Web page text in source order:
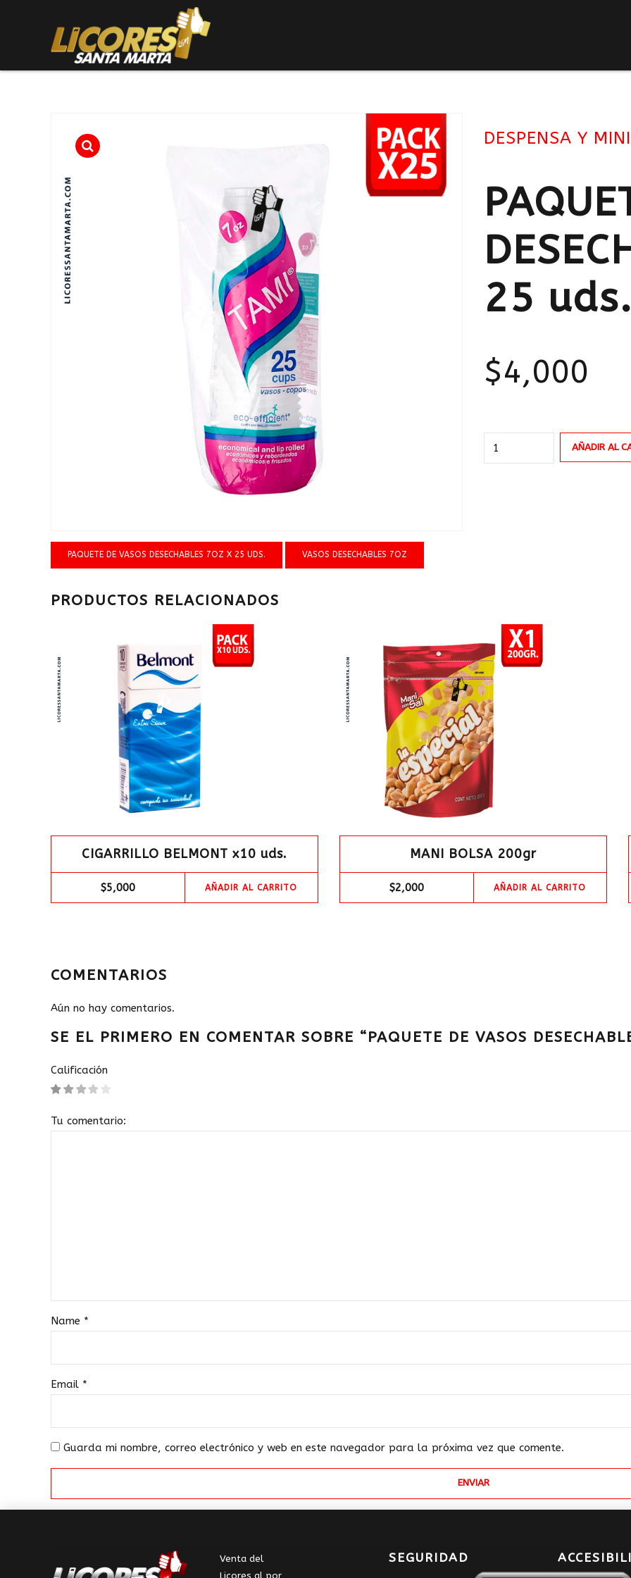
DESPENSA Y
25 uds.
$4,000
PAQUETE
DE
AÑADIR AL
PAQUETE DE VASOS DESECHABLES 7OZ X 25 UDS. VASOS DESECHABLES 7OZ
PRODUCTOS RELACIONADOS
CIGARRILLO BELMONT x10 uds.
$5,000 AÑADIR AL CARRITO
MANI BOLSA 200gr
$2,000 AÑADIR AL CARRITO
COMENTARIOS
Aún no hay comentarios.
SE EL PRIMERO EN COMENTAR SOBRE “PAQUETE DE VASOS
Calificación
Tu comentario:
Name *
Email *
Guarda mi nombre, correo electrónico y web en este navegador para la próxima vez que comente.
Venta del
Licores al por
SEGURIDAD